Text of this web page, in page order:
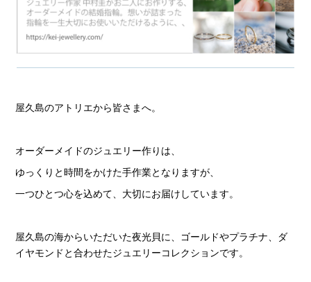
屋久島のアトリエから皆さまへ。
オーダーメイドのジュエリー作りは、
ゆっくりと時間をかけた手作業となりますが、
一つひとつ心を込めて、大切にお届けしています。
屋久島の海からいただいた夜光貝に、ゴールドやプラチナ、ダ
イヤモンドと合わせたジュエリーコレクションです。